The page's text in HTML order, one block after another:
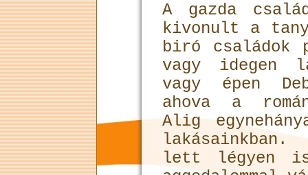
A gazda
kivonult a
biró családok
vagy idegen
vagy épen
ahova a
Alig
lett légyen